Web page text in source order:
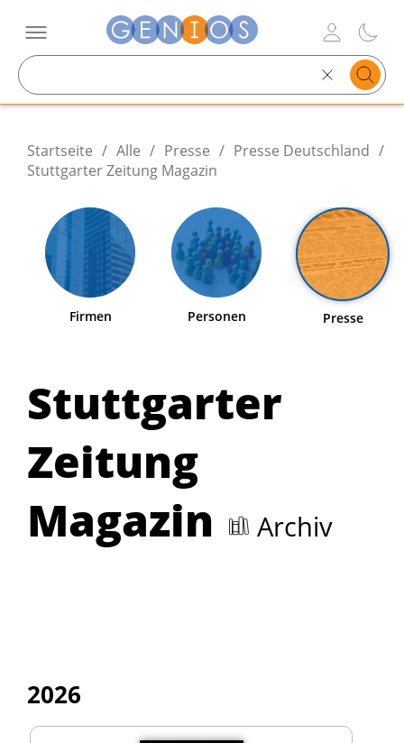
text
Startseite / Alle / Presse / Presse Deutschland /
Stuttgarter Zeitung Magazin
Firmen Personen Presse
Stuttgarter
Zeitung
Magazin
Archiv
2026